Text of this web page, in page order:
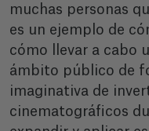
muchas personas
es un ejemplo de
cómo llevar a cabo
ámbito público de
imaginativa de
cinematográficos